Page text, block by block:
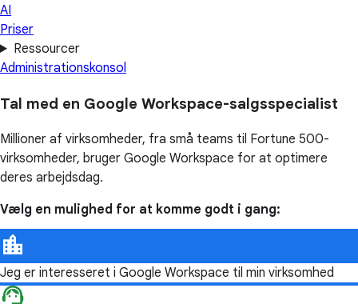
AI
Priser
Ressourcer
Administrationskonsol
Tal med en Google Workspace-salgsspecialist
Millioner af virksomheder, fra små teams til Fortune 500-
virksomheder, bruger Google Workspace for at optimere
deres arbejdsdag.
Vælg en mulighed for at komme godt i gang:
Jeg er interesseret i Google Workspace til min virksomhed